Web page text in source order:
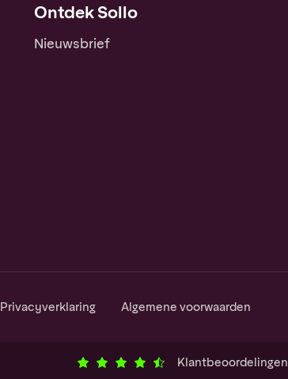
Ontdek Sollo
Nieuwsbrief
Privacyverklaring Algemene voorwaarden
Klantbeoordelingen